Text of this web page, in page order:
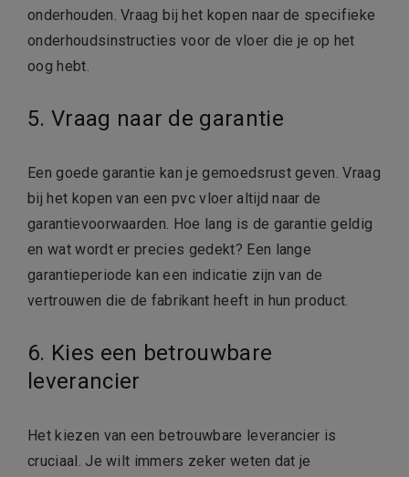
onderhouden. Vraag bij het kopen naar de specifieke
onderhoudsinstructies voor de vloer die je op het
oog hebt.
5. Vraag naar de garantie
Een goede garantie kan je gemoedsrust geven. Vraag
bij het kopen van een pvc vloer altijd naar de
garantievoorwaarden. Hoe lang is de garantie geldig
en wat wordt er precies gedekt? Een lange
garantieperiode kan een indicatie zijn van de
vertrouwen die de fabrikant heeft in hun product.
6. Kies een betrouwbare
leverancier
Het kiezen van een betrouwbare leverancier is
cruciaal. Je wilt immers zeker weten dat je